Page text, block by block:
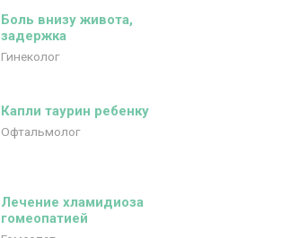
Боль внизу живота,
задержка
Гинеколог
Капли таурин ребенку
Офтальмолог
Лечение хламидиоза
гомеопатией